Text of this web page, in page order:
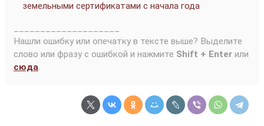
земельными сертификатами с начала года
Нашли ошибку или опечатку в тексте выше? Выделите
слово или фразу с ошибкой и нажмите Shift + Enter или
сюда.